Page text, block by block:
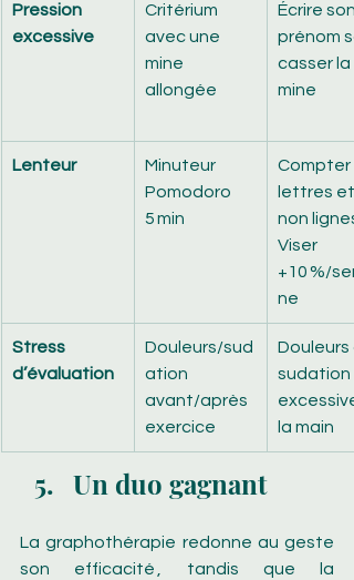
Pression
excessive
Critérium
avec une
mine
allongée
Écrire son
prénom
casser la
mine
Lenteur
Minuteur
Pomodoro
5 min
Compter
lettres et
non
Viser
+10 %/
ne
Stress
d’évaluation
Douleurs/sud
ation
avant/après
exercice
Douleurs
sudation
la main
Un duo gagnant
La graphothérapie redonne au geste
son efficacité , tandis que la